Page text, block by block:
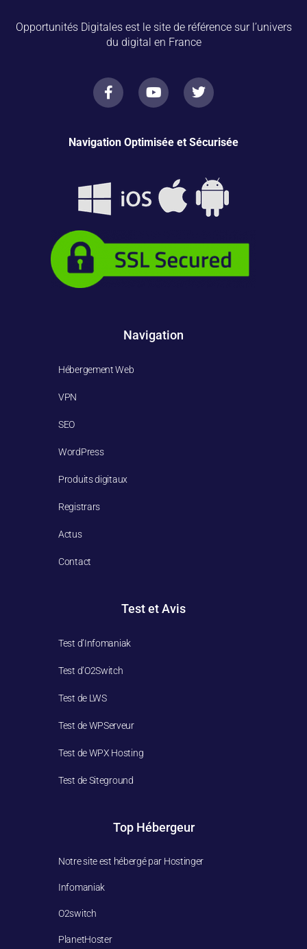
Opportunités Digitales est le site de référence sur l’univers
du digital en France
Navigation Optimisée et Sécurisée
Navigation
Hébergement Web
VPN
SEO
WordPress
Produits digitaux
Registrars
Actus
Contact
Test et Avis
Test d’Infomaniak
Test d’O2Switch
Test de LWS
Test de WPServeur
Test de WPX Hosting
Test de Siteground
Top Hébergeur
Notre site est hébergé par Hostinger
Infomaniak
O2switch
PlanetHoster